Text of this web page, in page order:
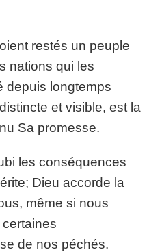
restés un peuple
nations qui les
depuis longtemps
et visible, est la
Sa promesse.
les conséquences
Dieu accorde la
même si nous
de nos péchés.